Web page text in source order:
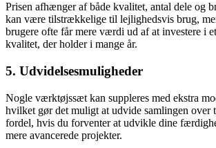
Prisen afhænger af både kvalitet, antal dele og
kan være tilstrækkelige til lejlighedsvis brug,
brugere ofte får mere værdi ud af at investere i
kvalitet, der holder i mange år.
5. Udvidelsesmuligheder
Nogle værktøjssæt kan suppleres med ekstra
hvilket gør det muligt at udvide samlingen over
fordel, hvis du forventer at udvikle dine
mere avancerede projekter.